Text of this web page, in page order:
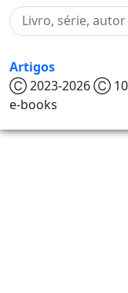
Artigos
Ⓒ 2023-2026 Ⓒ
e-books